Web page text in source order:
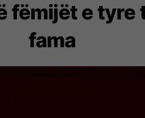
fëmijët e tyre
fama